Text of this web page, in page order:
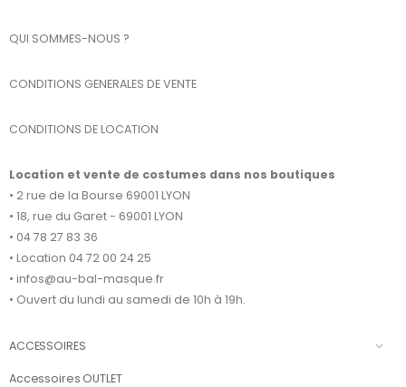
QUI SOMMES-NOUS ?
CONDITIONS GENERALES DE VENTE
CONDITIONS DE LOCATION
Location et vente de costumes dans nos boutiques
• 2 rue de la Bourse 69001 LYON
• 18, rue du Garet - 69001 LYON
• 04 78 27 83 36
• Location 04 72 00 24 25
• infos@au-bal-masque.fr
• Ouvert du lundi au samedi de 10h à 19h.
ACCESSOIRES
Accessoires OUTLET